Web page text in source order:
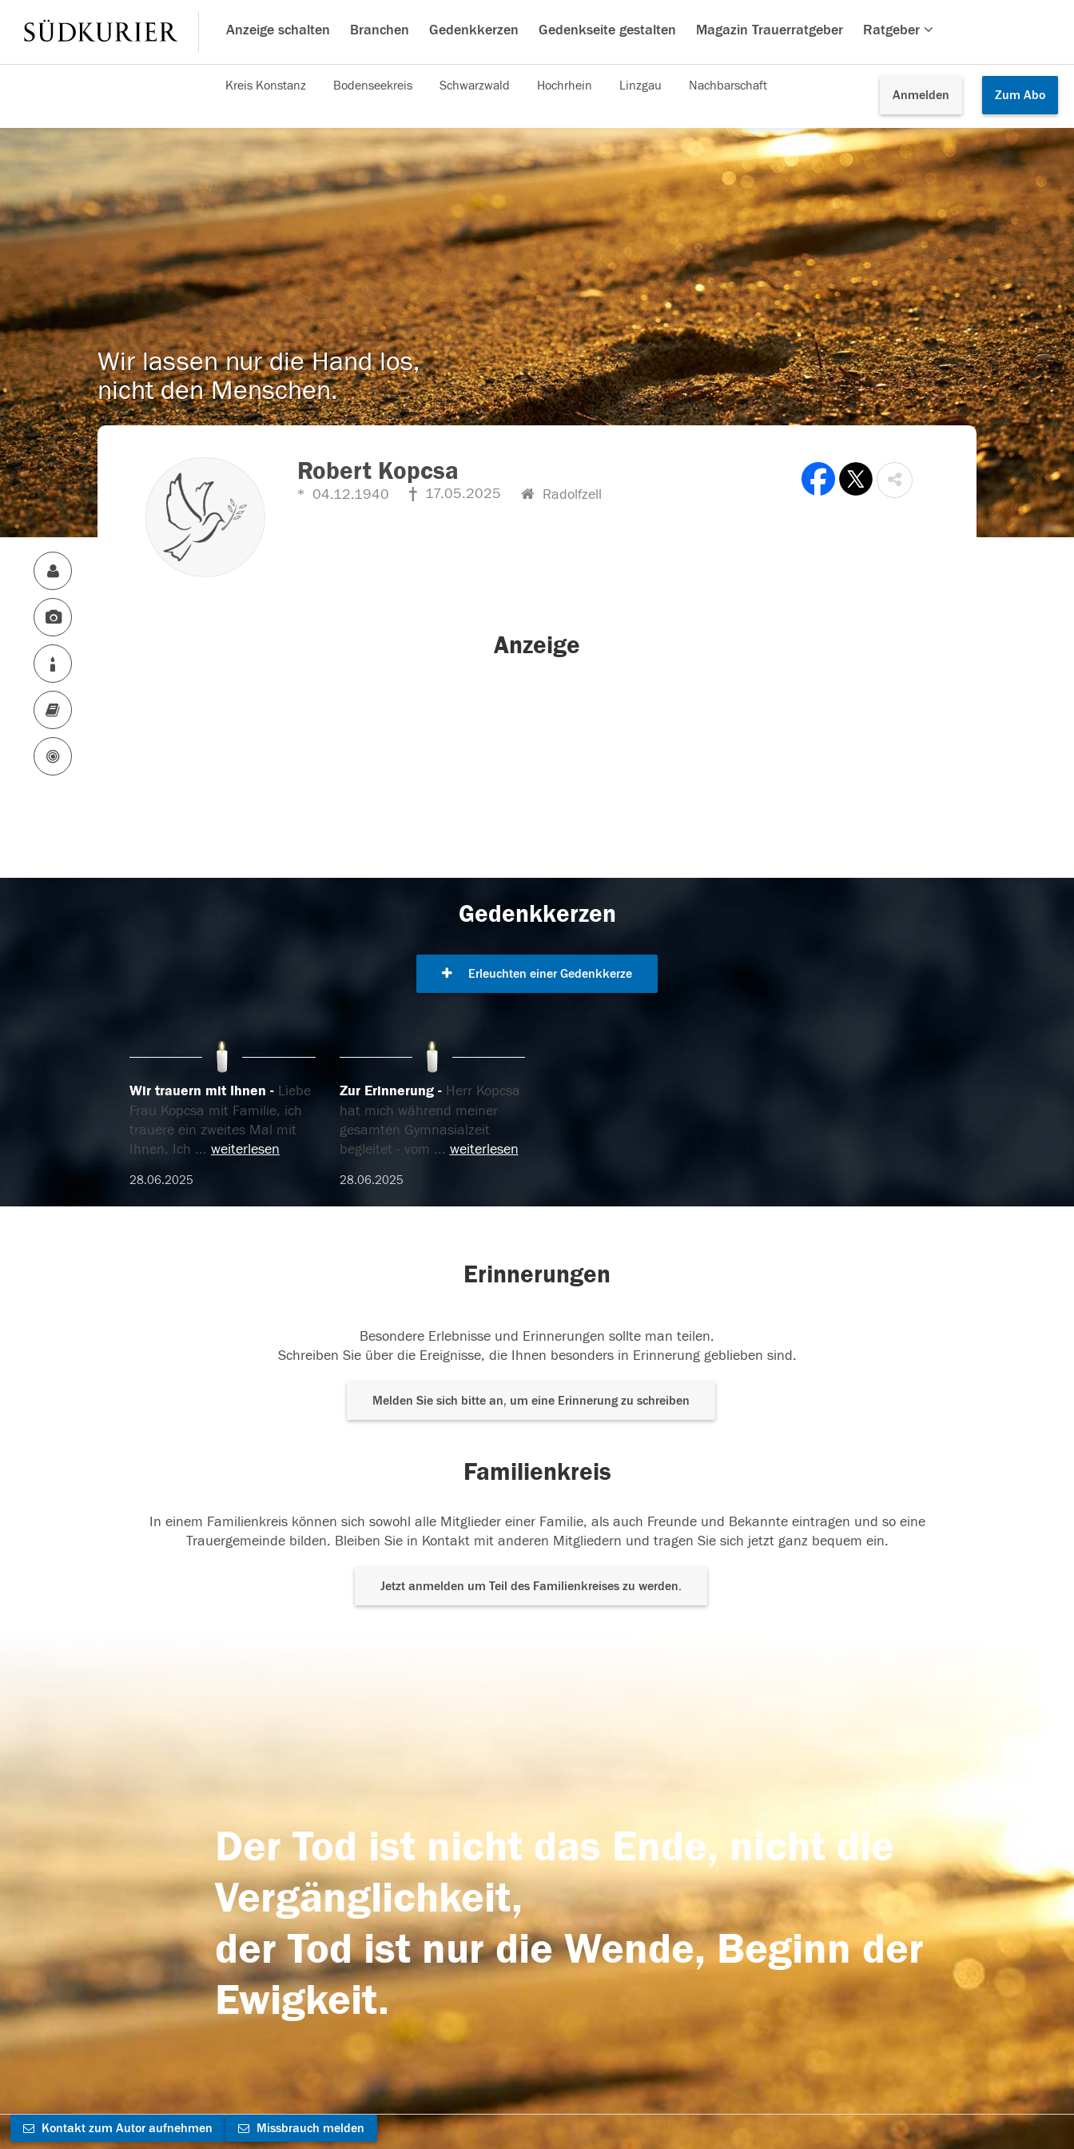
Anzeige schalten Branchen Gedenkkerzen Gedenkseite gestalten Magazin Trauerratgeber Ratgeber
Anmelden Zum Abo
Kreis Konstanz Bodenseekreis Schwarzwald Hochrhein Linzgau Nachbarschaft
Wir lassen nur die Hand los,
nicht den Menschen.
Robert Kopcsa
04.12.1940 17.05.2025 Radolfzell
Anzeige
Gedenkkerzen
Erleuchten einer Gedenkkerze
Wir trauern mit Ihnen
Liebe
Frau Kopcsa mit Familie, ich
trauere ein zweites Mal mit
Ihnen. Ich ... weiterlesen
28.06.2025
Zur Erinnerung
Herr Kopcsa
hat mich während meiner
gesamten Gymnasialzeit
begleitet - vom ... weiterlesen
28.06.2025
Erinnerungen
Besondere Erlebnisse und Erinnerungen sollte man teilen.
Schreiben Sie über die Ereignisse, die Ihnen besonders in Erinnerung geblieben sind.
Melden Sie sich bitte an, um eine Erinnerung zu schreiben
Familienkreis
In einem Familienkreis können sich sowohl alle Mitglieder einer Familie, als auch Freunde und Bekannte eintragen und so eine
Trauergemeinde bilden. Bleiben Sie in Kontakt mit anderen Mitgliedern und tragen Sie sich jetzt ganz bequem ein.
Jetzt anmelden um Teil des Familienkreises zu werden.
Der Tod ist nicht das Ende, nicht die
Vergänglichkeit,
der Tod ist nur die Wende, Beginn der
Ewigkeit.
Kontakt zum Autor aufnehmen Missbrauch melden